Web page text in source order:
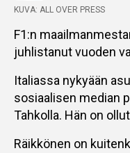
KUVA: ALL OVER PRESS
F1:n
juhlistanut vuoden
Italiassa nykyään
sosiaalisen median
Tahkolla. Hän on
Räikkönen on